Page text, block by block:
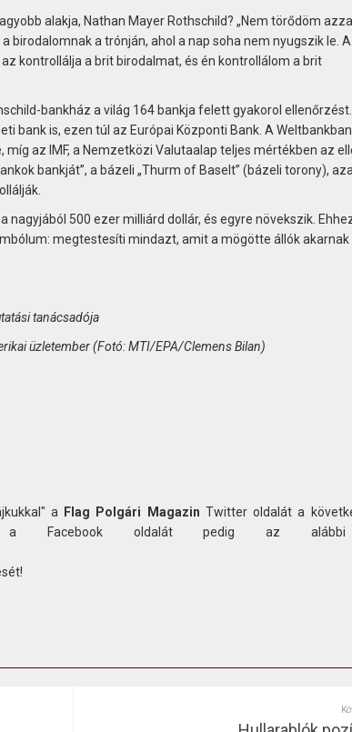
alakja, Nathan Mayer Rothschild? „Nem törődöm
birodalomnak a trónján, ahol a nap soha nem nyugszik le.
kontrollálja a brit birodalmat, és én kontrollálom a brit
bankház a világ 164 bankja felett gyakorol
bank is, ezen túl az Európai Központi Bank. A Weltbankban
az IMF, a Nemzetközi Valutaalap teljes mértékben az
bankját”, a bázeli „Thurm of Baselt” (bázeli torony),
nagyjából 500 ezer milliárd dollár, és egyre növekszik.
megtestesíti mindazt, amit a mögötte állók akarnak
tanácsadója
üzletember (Fotó: MTI/EPA/Clemens Bilan)
a
Flag Polgári Magazin Twitter oldalát a
Facebook oldalát pedig az alábbi